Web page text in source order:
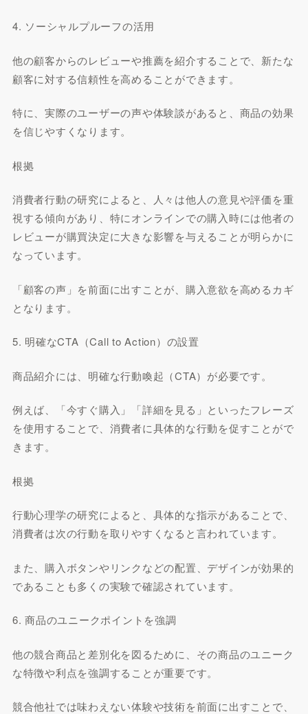
4. ソーシャルプルーフの活用
他の顧客からのレビューや推薦を紹介することで、新たな
顧客に対する信頼性を高めることができます。
特に、実際のユーザーの声や体験談があると、商品の効果
を信じやすくなります。
根拠
消費者行動の研究によると、人々は他人の意見や評価を重
視する傾向があり、特にオンラインでの購入時には他者の
レビューが購買決定に大きな影響を与えることが明らかに
なっています。
「顧客の声」を前面に出すことが、購入意欲を高めるカギ
となります。
5. 明確なCTA（Call to Action）の設置
商品紹介には、明確な行動喚起（CTA）が必要です。
例えば、「今すぐ購入」「詳細を見る」といったフレーズ
を使用することで、消費者に具体的な行動を促すことがで
きます。
根拠
行動心理学の研究によると、具体的な指示があることで、
消費者は次の行動を取りやすくなると言われています。
また、購入ボタンやリンクなどの配置、デザインが効果的
であることも多くの実験で確認されています。
6. 商品のユニークポイントを強調
他の競合商品と差別化を図るために、その商品のユニーク
な特徴や利点を強調することが重要です。
競合他社では味わえない体験や技術を前面に出すことで、